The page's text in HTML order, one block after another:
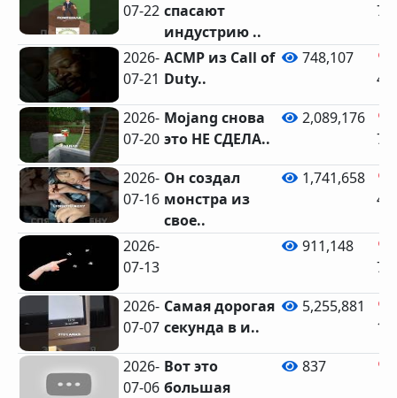
07-22 спасают
индустрию ..
2026-
07-21
АСМР из Call of
Duty..
748,107
2026-
07-20
Mojang снова
это НЕ СДЕЛА..
2,089,176
2026-
07-16
Он создал
монстра из
свое..
1,741,658
2026-
07-13
911,148
2026-
07-07
Самая дорогая
секунда в и..
5,255,881
2026-
07-06
Вот это
большая
837